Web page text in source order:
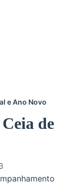
e Ano Novo
de